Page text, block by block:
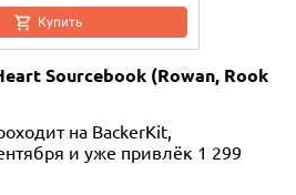
Купить
Sourcebook (Rowan, Rook
на BackerKit,
и уже привлёк 1 299